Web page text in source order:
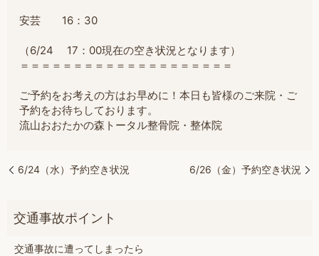
安芸 16：30
（6/24 17：00現在の空き状況となります）
＝ ＝＝＝＝＝＝＝＝＝＝＝＝＝＝＝＝＝＝＝
ご予約をお考えの方はお早めに！本日も皆様のご来院・ご
予約をお待ちしております。
流山おおたかの森トータル整骨院・整体院
6/24（水）予約空き状況 6/26（金）予約空き状況
交通事故に遭ってしまったら